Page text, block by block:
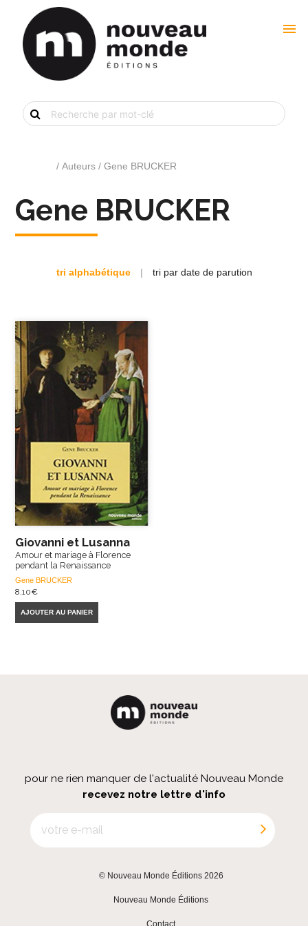
menu
Recherche
de
livre
/ Auteurs / Gene BRUCKER
Gene BRUCKER
tri alphabétique | tri par date de parution
Giovanni et Lusanna
Amour et mariage à Florence
pendant la Renaissance
Gene BRUCKER
8,10€
AJOUTER AU PANIER
pour ne rien manquer de l'actualité Nouveau Monde
recevez notre lettre d'info
© Nouveau Monde Éditions 2026
Nouveau Monde Éditions
Contact